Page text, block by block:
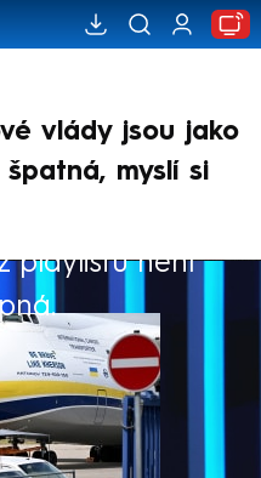
vlády jsou jako
myslí si
playlistu není